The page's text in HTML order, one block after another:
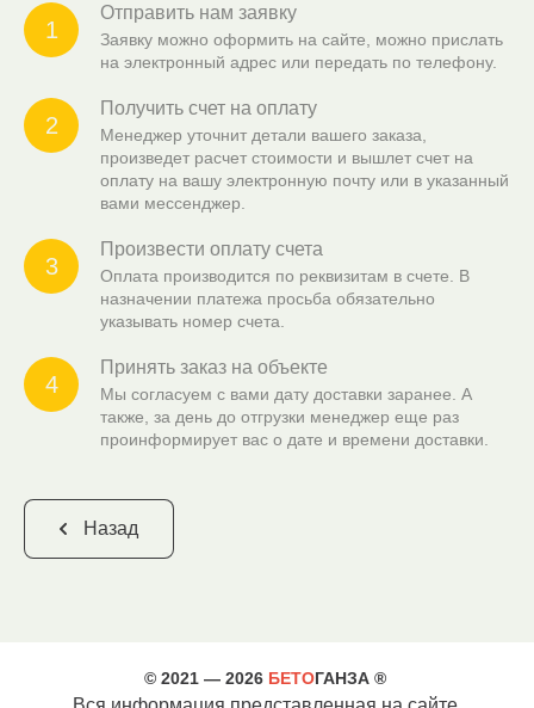
1
Отправить нам заявку
Заявку можно оформить на сайте, можно прислать
на электронный адрес или передать по телефону.
2
Получить счет на оплату
Менеджер уточнит детали вашего заказа,
произведет расчет стоимости и вышлет счет на
оплату на вашу электронную почту или в указанный
вами мессенджер.
3
Произвести оплату счета
Оплата производится по реквизитам в счете. В
назначении платежа просьба обязательно
указывать номер счета.
4
Принять заказ на объекте
Мы согласуем с вами дату доставки заранее. А
также, за день до отгрузки менеджер еще раз
проинформирует вас о дате и времени доставки.
Назад
© 2021 — 2026 БЕТОГАНЗА ®